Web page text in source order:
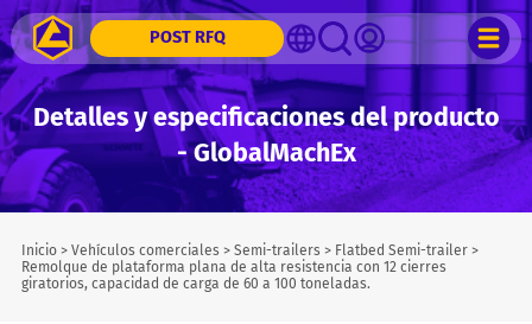
POST RFQ
Detalles y especificaciones del producto
- GlobalMachEx
Inicio> Vehículos comerciales > Semi-trailers > Flatbed Semi-trailer>
Remolque de plataforma plana de alta resistencia con 12 cierres
giratorios, capacidad de carga de 60 a 100 toneladas.